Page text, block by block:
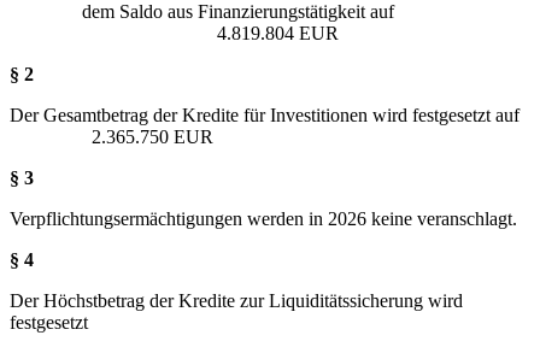
dem Saldo aus Finanzierungstätigkeit auf
4.819.804 EUR
§ 2
Der Gesamtbetrag der Kredite für Investitionen wird festgesetzt auf
2.365.750 EUR
§ 3
Verpflichtungsermächtigungen werden in 2026 keine veranschlagt.
§ 4
Der Höchstbetrag der Kredite zur Liquiditätssicherung wird
festgesetzt